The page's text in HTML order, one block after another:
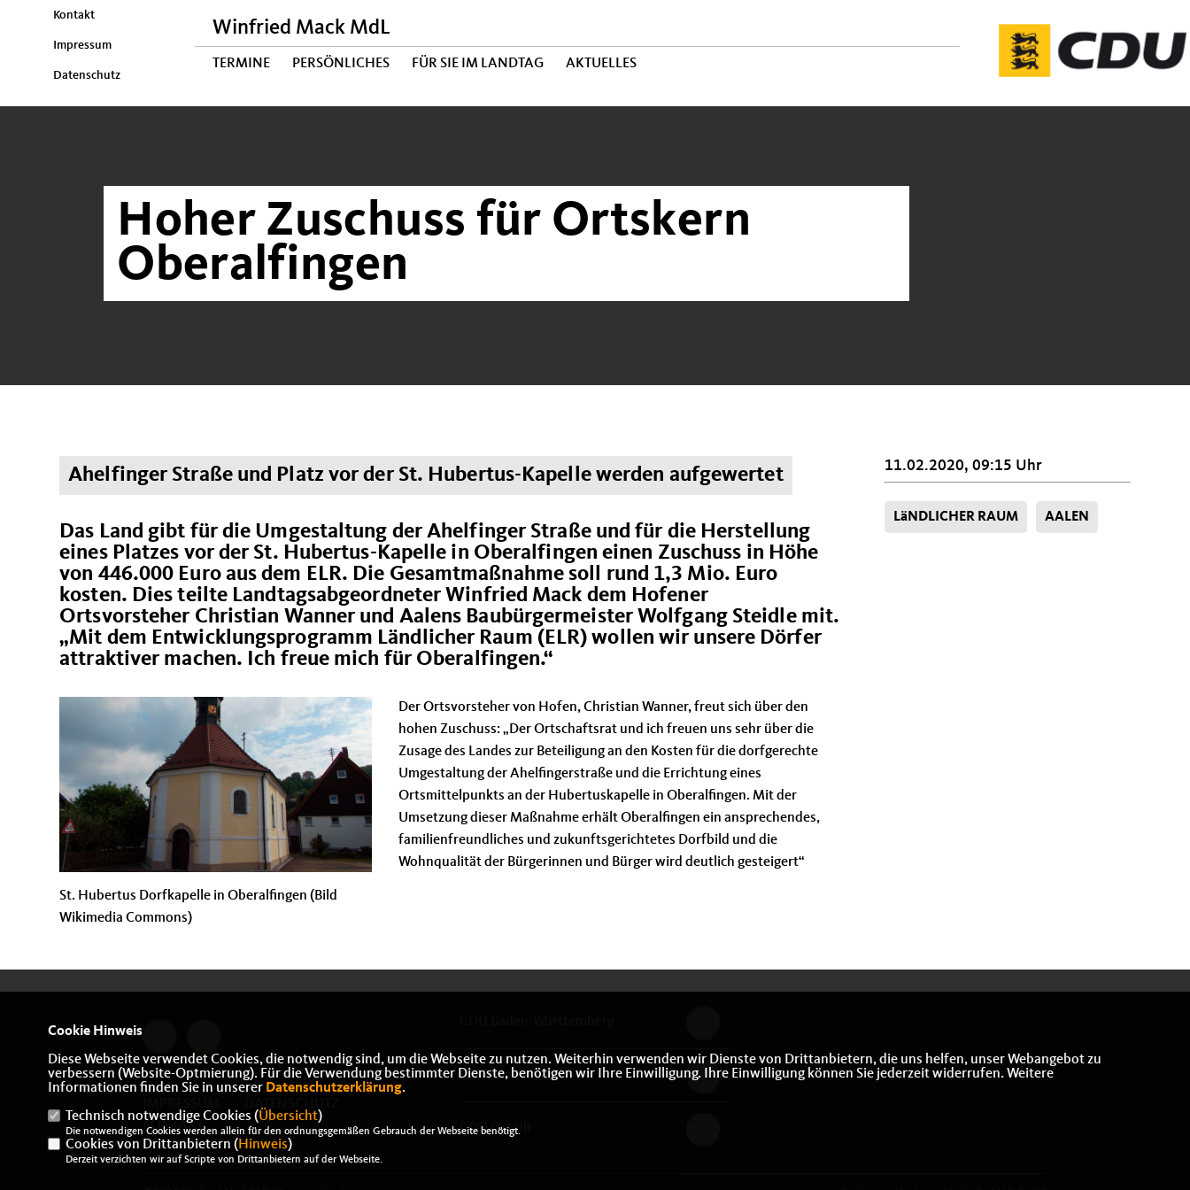
Kontakt
Impressum
Datenschutz
Winfried Mack MdL
TERMINE PERSÖNLICHES FÜR SIE IM LANDTAG AKTUELLES
Hoher Zuschuss für Ortskern
Oberalfingen
Ahelfinger Straße und Platz vor der St. Hubertus-Kapelle werden aufgewertet
Das Land gibt für die Umgestaltung der Ahelfinger Straße und für die Herstellung
eines Platzes vor der St. Hubertus-Kapelle in Oberalfingen einen Zuschuss in Höhe
von 446.000 Euro aus dem ELR. Die Gesamtmaßnahme soll rund 1,3 Mio. Euro
kosten. Dies teilte Landtagsabgeordneter Winfried Mack dem Hofener
Ortsvorsteher Christian Wanner und Aalens Baubürgermeister Wolfgang Steidle mit.
Mit dem Entwicklungsprogramm Ländlicher Raum (ELR) wollen wir unsere Dörfer
attraktiver machen. Ich freue mich für Oberalfingen.“
St. Hubertus Dorfkapelle in Oberalfingen (Bild
Wikimedia Commons)
Der Ortsvorsteher von Hofen, Christian Wanner, freut sich über den
hohen Zuschuss: „Der Ortschaftsrat und ich freuen uns sehr über die
Zusage des Landes zur Beteiligung an den Kosten für die dorfgerechte
Umgestaltung der Ahelfingerstraße und die Errichtung eines
Ortsmittelpunkts an der Hubertuskapelle in Oberalfingen. Mit der
Umsetzung dieser Maßnahme erhält Oberalfingen ein ansprechendes,
familienfreundliches und zukunftsgerichtetes Dorfbild und die
Wohnqualität der Bürgerinnen und Bürger wird deutlich gesteigert“
11.02.2020, 09:15 Uhr
LäNDLICHER RAUM AALEN
DATENSCHUTZ
KONTAKT
CDU Deutschlands
CDU Ostalb
Cookie Hinweis
Diese Webseite verwendet Cookies, die notwendig sind, um die Webseite zu nutzen. Weiterhin verwenden wir Dienste von Drittanbietern, die uns helfen, unser Webangebot zu
verbessern (Website-Optmierung). Für die Verwendung bestimmter Dienste, benötigen wir Ihre Einwilligung. Ihre Einwilligung können Sie jederzeit widerrufen. Weitere
Informationen finden Sie in unserer Datenschutzerklärung.
Technisch notwendige Cookies (Übersicht)
Die notwendigen Cookies werden allein für den ordnungsgemäßen Gebrauch der Webseite benötigt.
Cookies von Drittanbietern ( Hinweis)
Derzeit verzichten wir auf Scripte von Drittanbietern auf der Webseite.